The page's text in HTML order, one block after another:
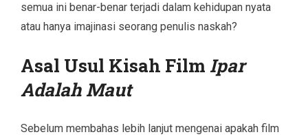
semua ini benar-benar terjadi dalam kehidupan nyata
atau hanya imajinasi seorang penulis naskah?
Asal Usul Kisah Film Ipar
Adalah Maut
Sebelum membahas lebih lanjut mengenai apakah film